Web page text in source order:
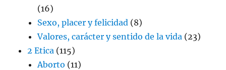
(16)
Sexo, placer y felicidad (8)
Valores, carácter y sentido de la vida (23)
2 Etica (115)
Aborto (11)